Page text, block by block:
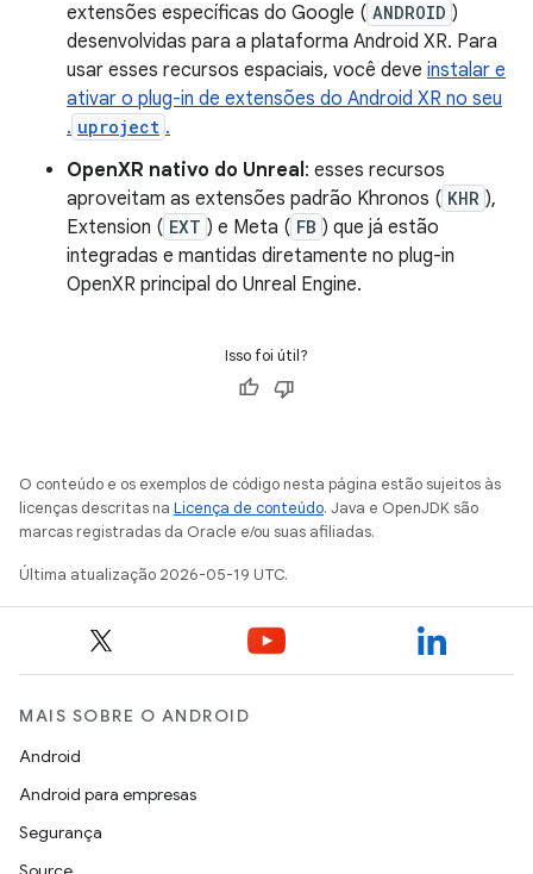
extensões específicas do Google ( ANDROID )
desenvolvidas para a plataforma Android XR. Para
usar esses recursos espaciais, você deve instalar e
ativar o plug-in de extensões do Android XR no seu
. uproject .
OpenXR nativo do Unreal: esses recursos
aproveitam as extensões padrão Khronos ( KHR ),
Extension ( EXT ) e Meta ( FB ) que já estão
integradas e mantidas diretamente no plug-in
OpenXR principal do Unreal Engine.
Isso foi útil?
O conteúdo e os exemplos de código nesta página estão sujeitos às
licenças descritas na Licença de conteúdo. Java e OpenJDK são
marcas registradas da Oracle e/ou suas afiliadas.
Última atualização 2026-05-19 UTC.
MAIS SOBRE O ANDROID
Android
Android para empresas
Segurança